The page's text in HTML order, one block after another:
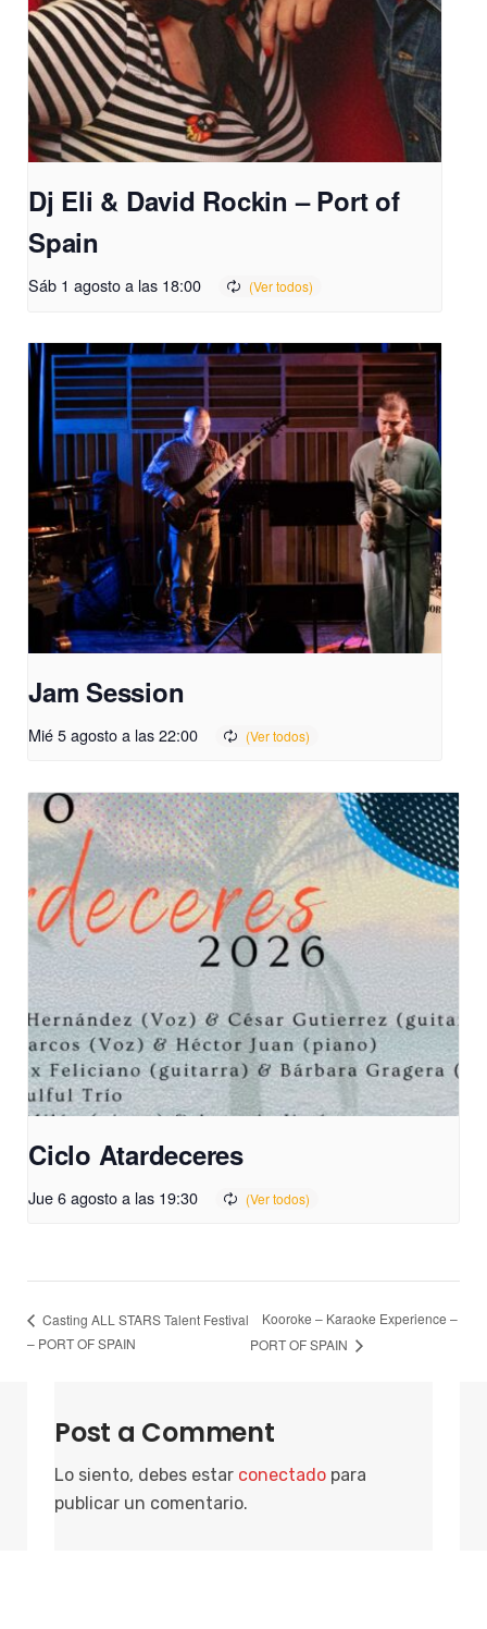
Dj Eli & David Rockin – Port of
Spain
Sáb 1 agosto a las 18:00
Jam Session
Mié 5 agosto a las 22:00
Ciclo Atardeceres
Jue 6 agosto a las 19:30
Casting ALL STARS Talent Festival
– PORT OF SPAIN
Kooroke – Karaoke Experience –
PORT OF SPAIN
Post a Comment
Lo siento, debes estar conectado para
publicar un comentario.